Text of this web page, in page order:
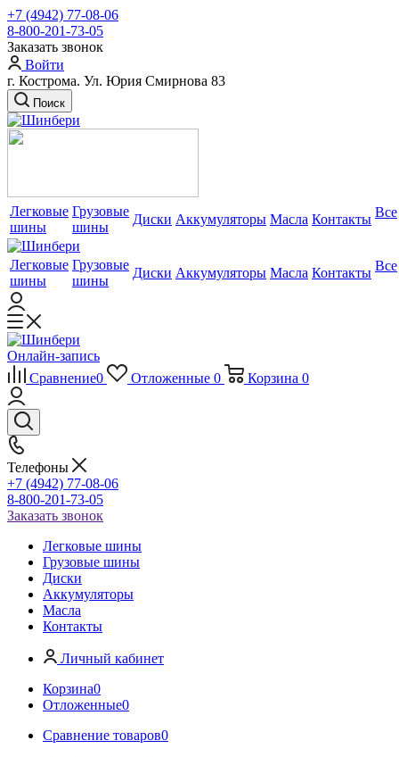
+7 (4942) 77-08-06
8-800-201-73-05
Заказать звонок
Войти
г. Кострома. Ул. Юрия Смирнова 83
Поиск
Легковые
шины
Грузовые
шины
Диски Аккумуляторы Масла Контакты Все
Легковые
шины
Грузовые
шины
Диски Аккумуляторы Масла Контакты Все
Онлайн-запись
Сравнение0 Отложенные 0 Корзина 0
Телефоны
+7 (4942) 77-08-06
8-800-201-73-05
Заказать звонок
Легковые шины
Грузовые шины
Диски
Аккумуляторы
Масла
Контакты
Личный кабинет
Корзина0
Отложенные0
Сравнение товаров0